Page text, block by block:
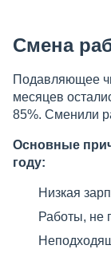
Смена
Подавляющее
месяцев
85%. Сменили
Основные
году:
Низкая
Работы, не